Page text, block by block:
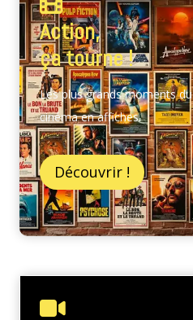
Action,
ça tourne !
Les plus grands moments du
cinéma en affiches.
Découvrir !